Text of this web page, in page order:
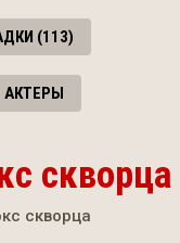
(113)
АКТЕРЫ
скворца
скворца